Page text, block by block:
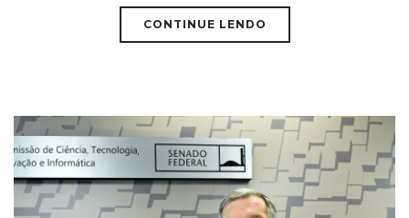
CONTINUE LENDO